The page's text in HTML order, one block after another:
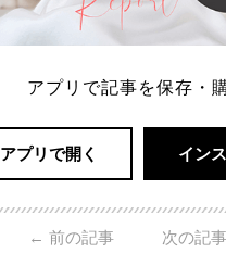
アプリで記事を保存・
アプリで開く イン
← 前の記事 次の記事